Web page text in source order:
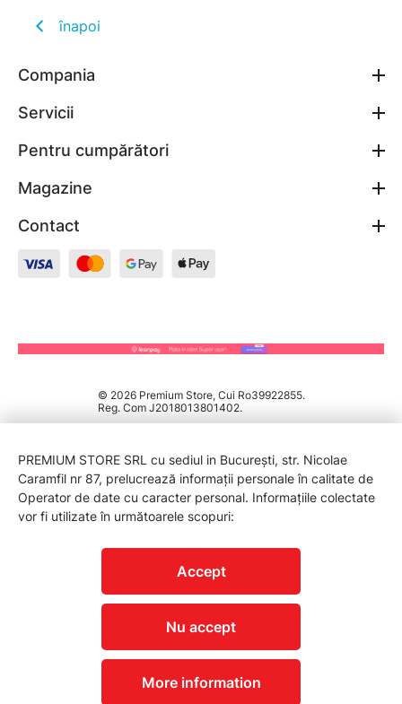
înapoi
Compania
Servicii
Pentru cumpărători
Magazine
Contact
© 2026 Premium Store, Cui Ro39922855.
Reg. Com J2018013801402.
PREMIUM STORE SRL cu sediul in București, str. Nicolae
Caramfil nr 87, prelucrează informații personale în calitate de
Operator de date cu caracter personal. Informațiile colectate
vor fi utilizate în următoarele scopuri:
Accept
Nu accept
More information